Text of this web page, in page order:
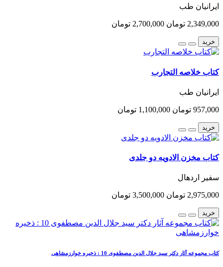
ایرانیان طب
2,349,000 تومان 2,700,000 تومان
خرید
کتاب خلاصه التجارب
ایرانیان طب
957,000 تومان 1,100,000 تومان
خرید
کتاب مخزن الادویه دو جلدی
سفیر اردهال
2,975,000 تومان 3,500,000 تومان
خرید
کتاب مجموعه آثار دکتر سید جلال الدین مصطفوی 10 : ذخیره خوارزمشاهی